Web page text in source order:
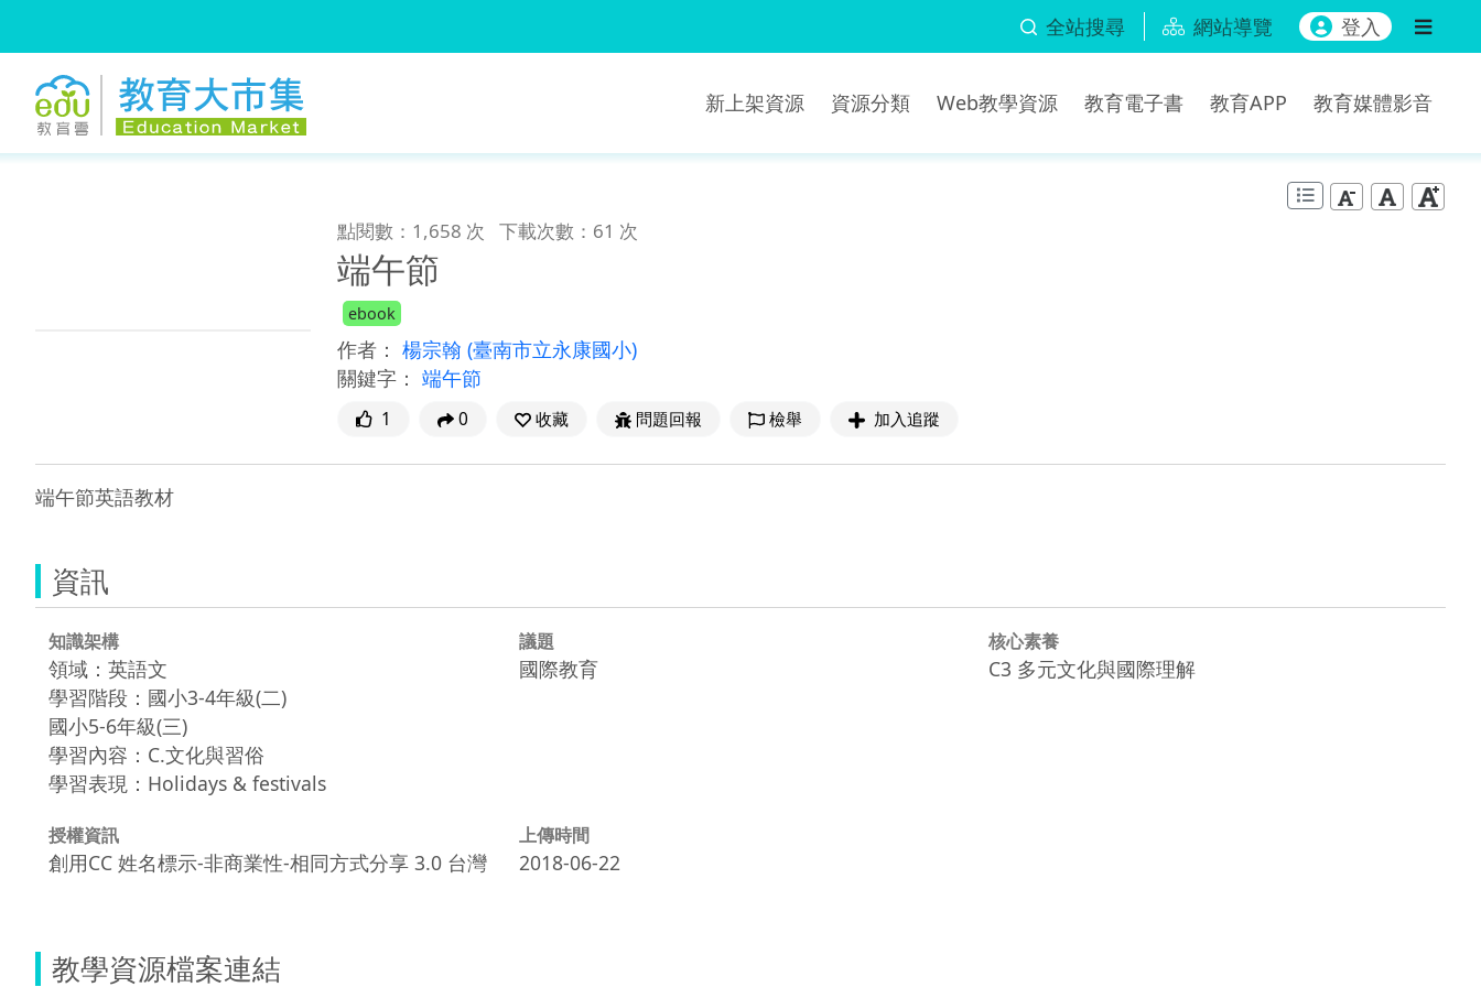
全站搜尋 網站導覽 登入
新上架資源 資源分類 Web教學資源 教育電子書 教育APP 教育媒體影音
點閱數：1,658 次 下載次數：61 次
端午節
ebook
作者： 楊宗翰 (臺南市立永康國小)
關鍵字： 端午節
1 0 收藏 問題回報 檢舉 加入追蹤
端午節英語教材
資訊
知識架構
領域：英語文
學習階段：國小3-4年級(二)
國小5-6年級(三)
學習內容：C.文化與習俗
學習表現：Holidays & festivals
議題
國際教育
核心素養
C3 多元文化與國際理解
授權資訊
創用CC 姓名標示-非商業性-相同方式分享 3.0 台灣
上傳時間
2018-06-22
教學資源檔案連結